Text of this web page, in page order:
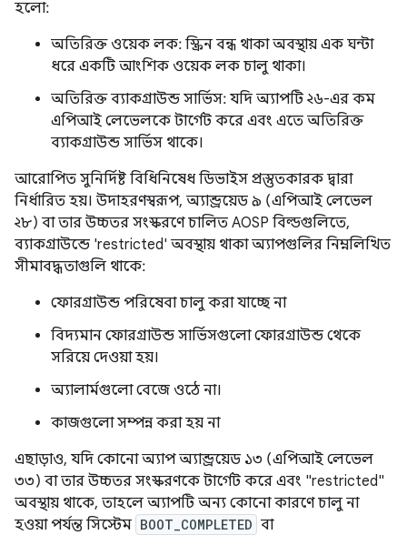
হলো:
অতিরিক্ত ওয়েক লক: স্ক্রিন বন্ধ থাকা অবস্থায় এক ঘন্টা
ধরে একটি আংশিক ওয়েক লক চালু থাকা।
অতিরিক্ত ব্যাকগ্রাউন্ড সার্ভিস: যদি অ্যাপটি ২৬-এর কম
এপিআই লেভেলকে টার্গেট করে এবং এতে অতিরিক্ত
ব্যাকগ্রাউন্ড সার্ভিস থাকে।
আরোপিত সুনির্দিষ্ট বিধিনিষেধ ডিভাইস প্রস্তুতকারক দ্বারা
নির্ধারিত হয়। উদাহরণস্বরূপ, অ্যান্ড্রয়েড ৯ (এপিআই লেভেল
২৮) বা তার উচ্চতর সংস্করণে চালিত AOSP বিল্ডগুলিতে,
ব্যাকগ্রাউন্ডে 'restricted' অবস্থায় থাকা অ্যাপগুলির নিম্নলিখিত
সীমাবদ্ধতাগুলি থাকে:
ফোরগ্রাউন্ড পরিষেবা চালু করা যাচ্ছে না
বিদ্যমান ফোরগ্রাউন্ড সার্ভিসগুলো ফোরগ্রাউন্ড থেকে
সরিয়ে দেওয়া হয়।
অ্যালার্মগুলো বেজে ওঠে না।
কাজগুলো সম্পন্ন করা হয় না
এছাড়াও, যদি কোনো অ্যাপ অ্যান্ড্রয়েড ১৩ (এপিআই লেভেল
৩৩) বা তার উচ্চতর সংস্করণকে টার্গেট করে এবং "restricted"
অবস্থায় থাকে, তাহলে অ্যাপটি অন্য কোনো কারণে চালু না
হওয়া পর্যন্ত সিস্টেম BOOT_COMPLETED বা